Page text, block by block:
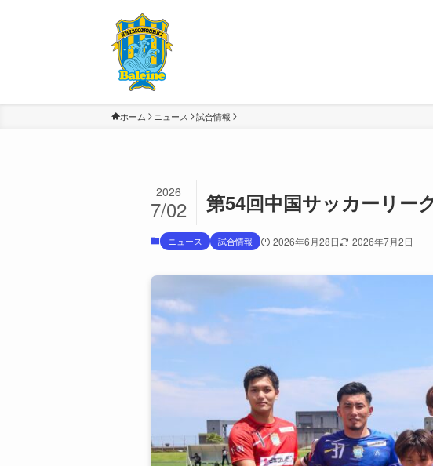
ホーム ニュース 試合情報
第54回中国サッカーリー
2026
7/02
ニュース 試合情報 2026年6月28日 2026年7月2日